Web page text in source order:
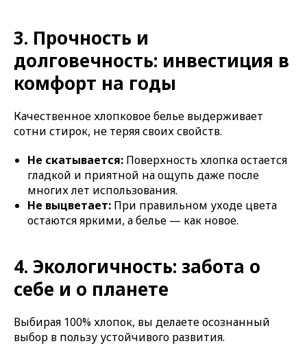
3. Прочность и
долговечность: инвестиция в
комфорт на годы
Качественное хлопковое белье выдерживает
сотни стирок, не теряя своих свойств.
Не скатывается: Поверхность хлопка остается
гладкой и приятной на ощупь даже после
многих лет использования.
Не выцветает: При правильном уходе цвета
остаются яркими, а белье — как новое.
4. Экологичность: забота о
себе и о планете
Выбирая 100% хлопок, вы делаете осознанный
выбор в пользу устойчивого развития.